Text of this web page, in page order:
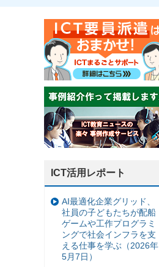
ICT活用レポート
AI最適化企業グリッド、
社員の子どもたちが配船
ゲームや工作プログラミ
ングで社会インフラを支
える仕事を学ぶ（2026年
5月7日）